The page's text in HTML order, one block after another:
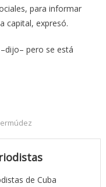
para informar
capital, expresó.
pero se está
de Cuba